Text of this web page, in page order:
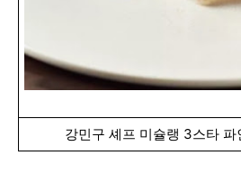
강민구 셰프 미슐랭 3스타 파